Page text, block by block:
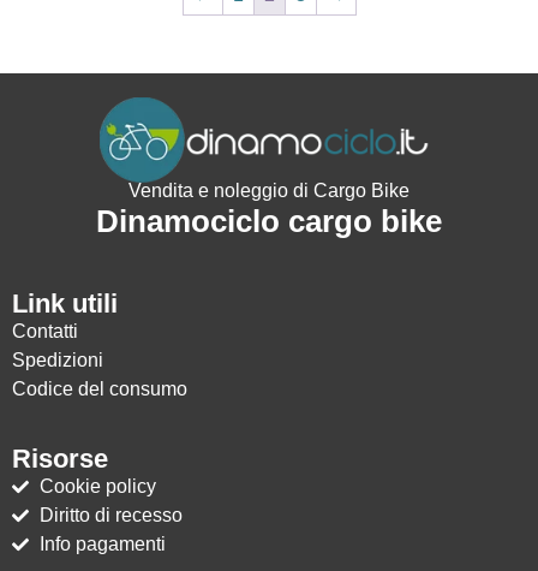
Vendita e noleggio di Cargo Bike
Dinamociclo cargo bike
Link utili
Contatti
Spedizioni
Codice del consumo
Risorse
Cookie policy
Diritto di recesso
Info pagamenti